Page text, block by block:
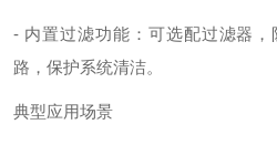
- 内置过滤功能：可选配过滤器
路，保护系统清洁。
典型应用场景